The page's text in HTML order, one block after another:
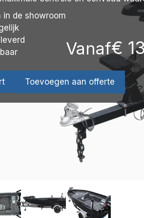
in de showroom
Vanaf€
Toevoegen aan offerte